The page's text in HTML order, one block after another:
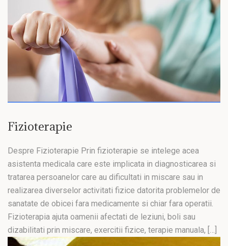
Fizioterapie
Despre Fizioterapie Prin fizioterapie se intelege acea
asistenta medicala care este implicata in diagnosticarea si
tratarea persoanelor care au dificultati in miscare sau in
realizarea diverselor activitati fizice datorita problemelor de
sanatate de obicei fara medicamente si chiar fara operatii.
Fizioterapia ajuta oamenii afectati de leziuni, boli sau
dizabilitati prin miscare, exercitii fizice, terapie manuala, […]